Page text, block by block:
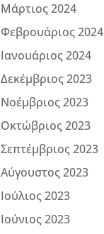
Μάρτιος 2024
Φεβρουάριος 2024
Ιανουάριος 2024
Δεκέμβριος 2023
Νοέμβριος 2023
Οκτώβριος 2023
Σεπτέμβριος 2023
Αύγουστος 2023
Ιούλιος 2023
Ιούνιος 2023